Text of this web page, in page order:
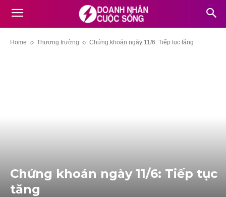
Home Thương trường Chứng khoán ngày 11/6: Tiếp tục tăng
Chứng khoán ngày 11/6: Tiếp tục
tăng